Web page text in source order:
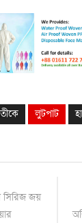
লুটপাট
সিরিজ জয়